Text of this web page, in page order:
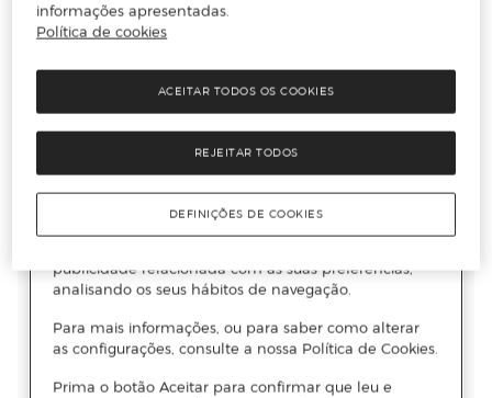
informações apresentadas.
Política de cookies
REJEITAR TODOS
ACEITAR TODOS OS COOKIES
DEFINIÇÕES DE COOKIES